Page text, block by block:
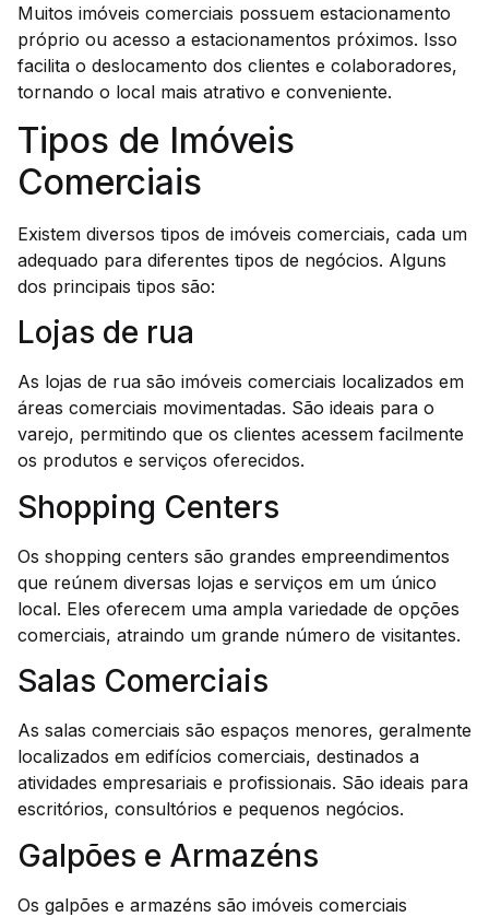
Muitos imóveis comerciais possuem estacionamento
próprio ou acesso a estacionamentos próximos. Isso
facilita o deslocamento dos clientes e colaboradores,
tornando o local mais atrativo e conveniente.
Tipos de Imóveis
Comerciais
Existem diversos tipos de imóveis comerciais, cada um
adequado para diferentes tipos de negócios. Alguns
dos principais tipos são:
Lojas de rua
As lojas de rua são imóveis comerciais localizados em
áreas comerciais movimentadas. São ideais para o
varejo, permitindo que os clientes acessem facilmente
os produtos e serviços oferecidos.
Shopping Centers
Os shopping centers são grandes empreendimentos
que reúnem diversas lojas e serviços em um único
local. Eles oferecem uma ampla variedade de opções
comerciais, atraindo um grande número de visitantes.
Salas Comerciais
As salas comerciais são espaços menores, geralmente
localizados em edifícios comerciais, destinados a
atividades empresariais e profissionais. São ideais para
escritórios, consultórios e pequenos negócios.
Galpões e Armazéns
Os galpões e armazéns são imóveis comerciais